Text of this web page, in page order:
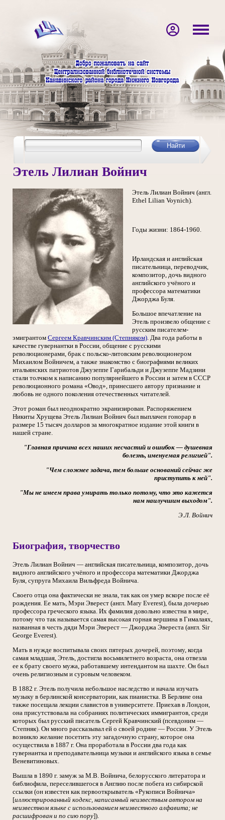
Этель Лилиан Войнич
Этель Лилиан Войнич (англ.
Ethel Lilian Voynich).
Годы жизни: 1864-1960.
Ирландская и английская
писательница, переводчик,
композитор, дочь видного
английского учёного и
профессора математики
Джорджа Буля.
Большое впечатление на
Этель произвело общение с
русским писателем-
эмигрантом Сергеем Кравчинским (Степняком). Два года работы в
качестве гувернантки в России, общение с русскими
революционерами, брак с польско-литовским революционером
Михаилом Войничем, а также знакомство с биографиями великих
итальянских патриотов Джузеппе Гарибальди и Джузеппе Мадзини
стали толчком к написанию популярнейшего в России и затем в СССР
революционного романа «Овод», принесшего автору признание и
любовь не одного поколения отечественных читателей.
Этот роман был неоднократно экранизирован. Распоряжением
Никиты Хрущева Этель Лилиан Войнич был выплачен гонорар в
размере 15 тысяч долларов за многократное издание этой книги в
нашей стране.
"Главная причина всех наших несчастий и ошибок — душевная
болезнь, именуемая религией".
"Чем сложнее задача, тем больше оснований сейчас же
приступить к ней".
"Мы не имеем права умирать только потому, что это кажется
нам наилучшим выходом".
Э.Л. Войнич
Биография, творчество
Этель Лилиан Войнич — английская писательница, композитор, дочь
видного английского учёного и профессора математики Джорджа
Буля, супруга Михаила Вильфреда Войнича.
Своего отца она фактически не знала, так как он умер вскоре после её
рождения. Ее мать, Мэри Эверест (англ. Mary Everest), была дочерью
профессора греческого языка. Их фамилия довольно известна в мире,
потому что так называется самая высокая горная вершина в Гималаях,
названная в честь дяди Мэри Эверест — Джорджа Эвереста (англ. Sir
George Everest).
Мать в нужде воспитывала своих пятерых дочерей, поэтому, когда
самая младшая, Этель, достигла восьмилетнего возраста, она отвезла
ее к брату своего мужа, работавшему интендантом на шахте. Он был
очень религиозным и суровым человеком.
В 1882 г. Этель получила небольшое наследство и начала изучать
музыку в берлинской консерватории, как пианистка. В Берлине она
также посещала лекции славистов в университете. Приехав в Лондон,
она присутствовала на собраниях политических иммигрантов, среди
которых был русский писатель Сергей Кравчинский (псевдоним —
Степняк). Он много рассказывал ей о своей родине — России. У Этель
возникло желание посетить эту загадочную страну, которое она
осуществила в 1887 г. Она проработала в России два года как
гувернантка и преподавательница музыки и английского языка в семье
Веневитиновых.
Вышла в 1890 г. замуж за М.В. Войнича, белорусского литератора и
библиофила, переселившегося в Англию после побега из сибирской
ссылки (он известен как первооткрыватель «Рукописи Войнича»
[иллюстрированный кодекс, написанный неизвестным автором на
неизвестном языке с использованием неизвестного алфавита; не
расшифрован и по сию пору]).